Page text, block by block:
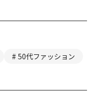
50代ファッション